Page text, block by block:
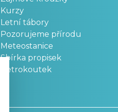
Kurzy
Letní tábory
Pozorujeme přírodu
Meteostanice
Sbírka propisek
Retrokoutek